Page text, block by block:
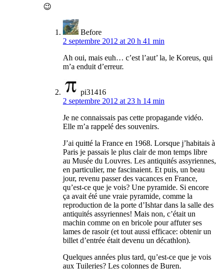
😉
Before
2 septembre 2012 at 20 h 41 min
Ah oui, mais euh… c’est l’aut’ la, le Koreus, qui
m’a enduit d’erreur.
pi31416
2 septembre 2012 at 23 h 14 min
Je ne connaissais pas cette propagande vidéo.
Elle m’a rappelé des souvenirs.
J’ai quitté la France en 1968. Lorsque j’habitais à
Paris je passais le plus clair de mon temps libre
au Musée du Louvres. Les antiquités assyriennes,
en particulier, me fascinaient. Et puis, un beau
jour, revenu passer des vacances en France,
qu’est-ce que je vois? Une pyramide. Si encore
ça avait été une vraie pyramide, comme la
reproduction de la porte d’Ishtar dans la salle des
antiquités assyriennes! Mais non, c’était un
machin comme on en bricole pour affuter ses
lames de rasoir (et tout aussi efficace: obtenir un
billet d’entrée était devenu un décathlon).
Quelques années plus tard, qu’est-ce que je vois
aux Tuileries? Les colonnes de Buren.